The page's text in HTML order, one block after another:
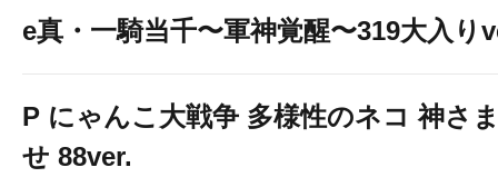
e真・一騎当千〜軍神覚醒〜319大入り
P にゃんこ大戦争 多様性のネコ 神さ
せ 88ver.